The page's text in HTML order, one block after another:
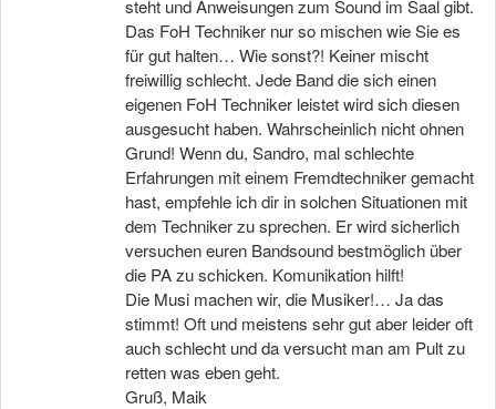
steht und Anweisungen zum Sound im Saal gibt.
Das FoH Techniker nur so mischen wie Sie es
für gut halten… Wie sonst?! Keiner mischt
freiwillig schlecht. Jede Band die sich einen
eigenen FoH Techniker leistet wird sich diesen
ausgesucht haben. Wahrscheinlich nicht ohnen
Grund! Wenn du, Sandro, mal schlechte
Erfahrungen mit einem Fremdtechniker gemacht
hast, empfehle ich dir in solchen Situationen mit
dem Techniker zu sprechen. Er wird sicherlich
versuchen euren Bandsound bestmöglich über
die PA zu schicken. Komunikation hilft!
Die Musi machen wir, die Musiker!… Ja das
stimmt! Oft und meistens sehr gut aber leider oft
auch schlecht und da versucht man am Pult zu
retten was eben geht.
Gruß, Maik